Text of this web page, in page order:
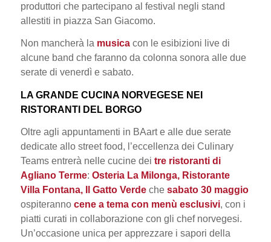
produttori che partecipano al festival negli stand
allestiti in piazza San Giacomo.
Non mancherà la musicacon le esibizioni live di
alcune band che faranno da colonna sonora alle due
serate di venerdì e sabato.
LA GRANDE CUCINA NORVEGESE NEI
RISTORANTI DEL BORGO
Oltre agli appuntamenti in BAart e alle due serate
dedicate allo street food, l’eccellenza dei Culinary
Teams entrerà nelle cucine dei tre ristoranti di
Agliano Terme: Osteria La Milonga, Ristorante
Villa Fontana, Il Gatto Verde chesabato 30 maggio
ospiteranno cene a tema con menù esclusivi, con i
piatti curati in collaborazione con gli chef norvegesi.
Un’occasione unica per apprezzare i sapori della